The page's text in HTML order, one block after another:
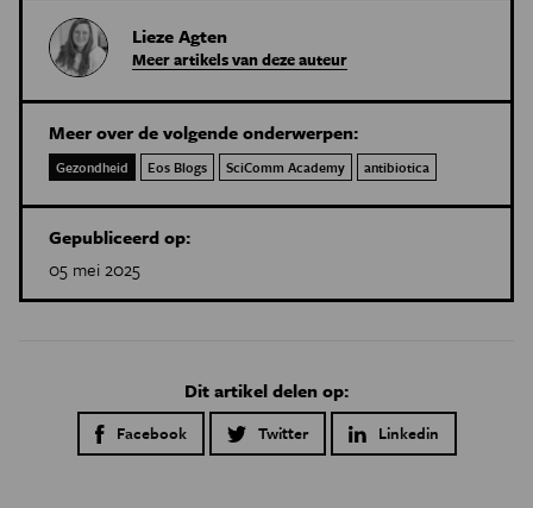
Lieze Agten
Meer artikels van deze auteur
Meer over de volgende onderwerpen:
Gezondheid Eos Blogs SciComm Academy antibiotica
Gepubliceerd op:
05 mei 2025
Dit artikel delen op:
Facebook Twitter Linkedin